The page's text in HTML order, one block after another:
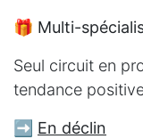
🎁 Multi-
Seul circuit en
tendance
➡️ En déclin